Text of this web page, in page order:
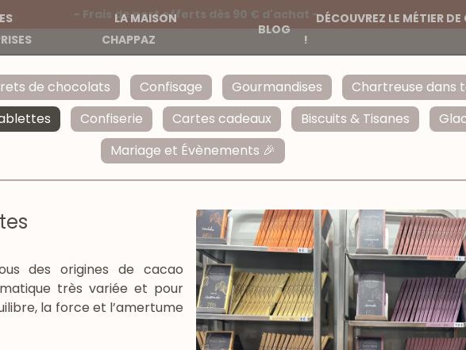
LA MAISON
CHAPPAZ
BLOG
DÉCOUVREZ LE MÉTIER
!
- Frais de port offerts dès 90 € d'achat -
de chocolats Confisage Gourmandises
Chartreuse dans
Confiserie Cartes cadeaux Biscuits & Tisanes
Mariage et Évènements 🎉
des origines de cacao
très variée et pour
la force et l’amertume